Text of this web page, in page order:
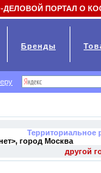
Территориальное
город Москва
ПОРТАЛ О
Бренды